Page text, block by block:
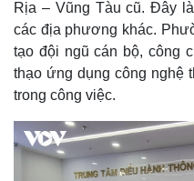
Rịa – Vũng Tàu cũ. Đây
các địa phương khác.
tạo đội ngũ cán bộ, công
thạo ứng dụng công nghệ
trong công việc.